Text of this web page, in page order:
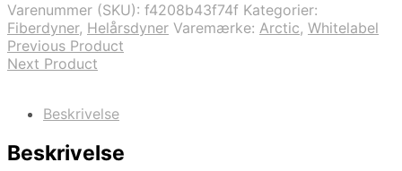
Varenummer (SKU): f4208b43f74f Kategorier:
Fiberdyner, Helårsdyner Varemærke: Arctic, Whitelabel
Previous Product
Next Product
Beskrivelse
Beskrivelse